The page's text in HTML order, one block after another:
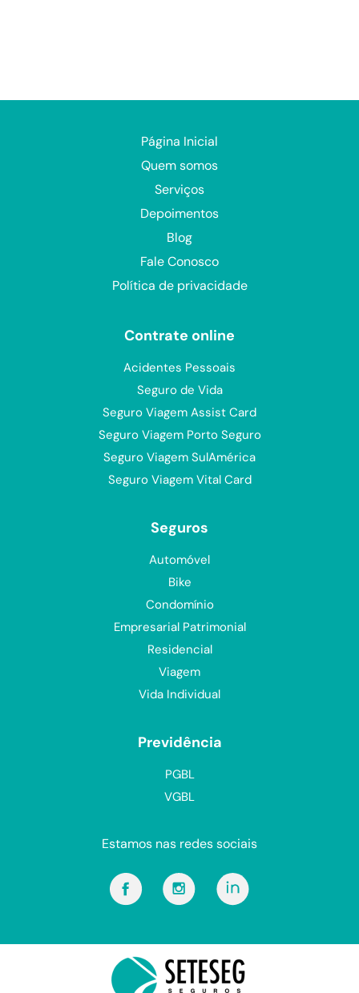
Página Inicial
Quem somos
Serviços
Depoimentos
Blog
Fale Conosco
Política de privacidade
Contrate online
Acidentes Pessoais
Seguro de Vida
Seguro Viagem Assist Card
Seguro Viagem Porto Seguro
Seguro Viagem SulAmérica
Seguro Viagem Vital Card
Seguros
Automóvel
Bike
Condomínio
Empresarial Patrimonial
Residencial
Viagem
Vida Individual
Previdência
PGBL
VGBL
Estamos nas redes sociais